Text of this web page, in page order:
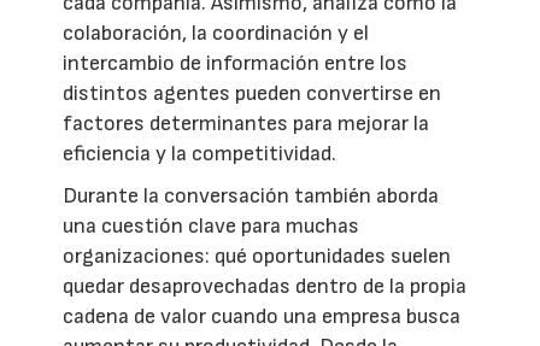
colaboración, la coordinación y el
intercambio de información entre los
distintos agentes pueden convertirse en
factores determinantes para mejorar la
eficiencia y la competitividad.
Durante la conversación también aborda
una cuestión clave para muchas
organizaciones: qué oportunidades suelen
quedar desaprovechadas dentro de la propia
cadena de valor cuando una empresa busca